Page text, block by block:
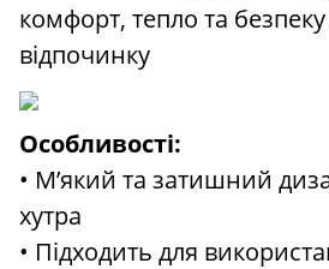
комфорт, тепло та безпеку
відпочинку
Особливості:
• М’який та затишний
хутра
• Підходить для